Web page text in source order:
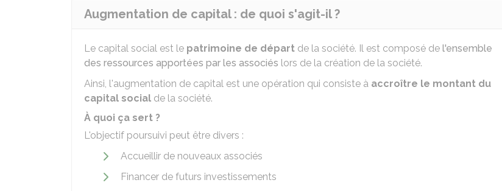
Augmentation de capital : de quoi s'agit-il ?
Le capital social est le patrimoine de départ de la société. Il est composé de l'ensemble
des ressources apportées par les associés lors de la création de la société.
Ainsi, l'augmentation de capital est une opération qui consiste à accroître le montant du
capital social de la société.
À quoi ça sert ?
L'objectif poursuivi peut être divers :
Accueillir de nouveaux associés
Financer de futurs investissements